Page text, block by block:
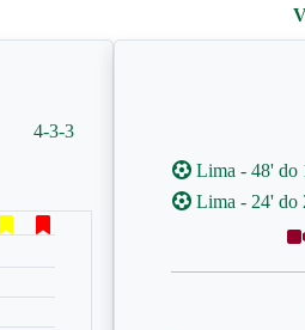
4-3-3
Lima - 48' do
Lima - 24' do